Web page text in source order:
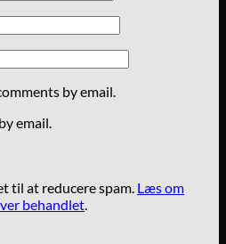
by email.
email.
til at reducere spam. Læs om
behandlet.